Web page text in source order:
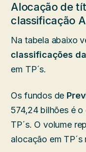
Alocação de
classificação
Na tabela abaixo
classificações
em TP´s.
Os fundos de
574,24 bilhões é
TP´s. O volume
alocação em TP´s